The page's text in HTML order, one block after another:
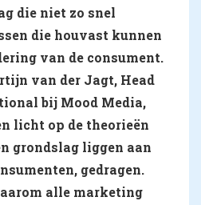
die niet zo snel
die houvast kunnen
van de consument.
van der Jagt, Head
bij Mood Media,
licht op de theorieën
grondslag liggen aan
gedragen.
alle marketing